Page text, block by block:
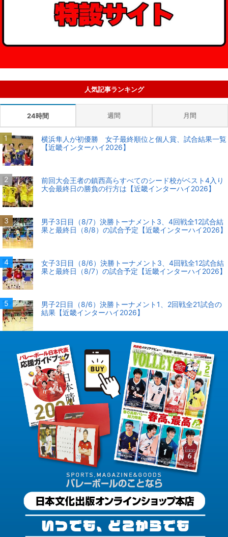
人気記事ランキング
24時間 週間 月間
横浜隼人が初優勝 女子最終順位と個人賞、試合結果一覧
【近畿インターハイ2026】
前回大会王者の鎮西高らすべてのシード校がベスト4入り
大会最終日の勝負の行方は【近畿インターハイ2026】
男子3日目（8/7）決勝トーナメント3、4回戦全12試合結
果と最終日（8/8）の試合予定【近畿インターハイ2026】
女子3日目（8/6）決勝トーナメント3、4回戦全12試合結
果と最終日（8/7）の試合予定【近畿インターハイ2026】
男子2日目（8/6）決勝トーナメント1、2回戦全21試合の
結果【近畿インターハイ2026】